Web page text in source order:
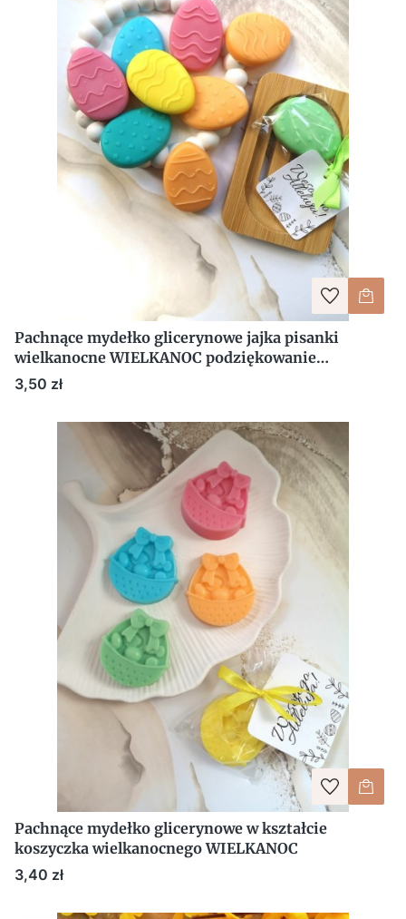
Pachnące mydełko glicerynowe jajka pisanki
wielkanocne WIELKANOC podziękowanie
upominek
Cena
3,50 zł
Pachnące mydełko glicerynowe w kształcie
koszyczka wielkanocnego WIELKANOC
Cena
3,40 zł